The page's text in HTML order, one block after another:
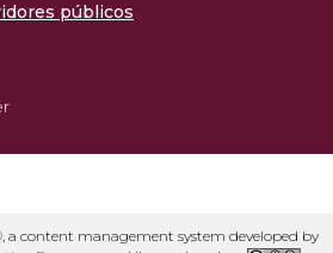
públicos
a content management system developed by